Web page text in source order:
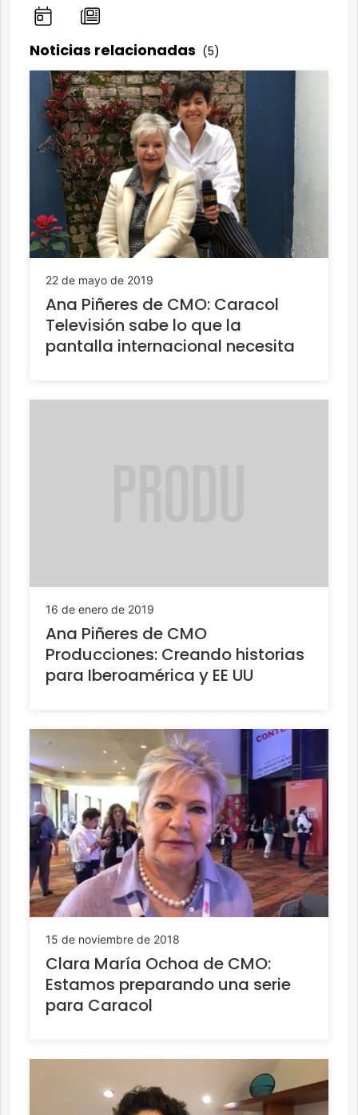
Noticias relacionadas (5)
22 de mayo de 2019
Ana Piñeres de CMO: Caracol
Televisión sabe lo que la
pantalla internacional necesita
16 de enero de 2019
Ana Piñeres de CMO
Producciones: Creando historias
para Iberoamérica y EE UU
15 de noviembre de 2018
Clara María Ochoa de CMO:
Estamos preparando una serie
para Caracol